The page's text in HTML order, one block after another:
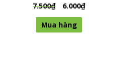
Được xếp
hạng
0
5 sao
7.500₫ 6.000₫
Mua hàng